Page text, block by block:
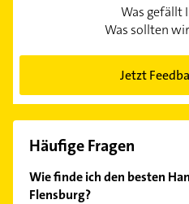
Was gefällt
Was sollten
Jetzt
Häufige Fragen
Wie finde ich den besten
Flensburg?